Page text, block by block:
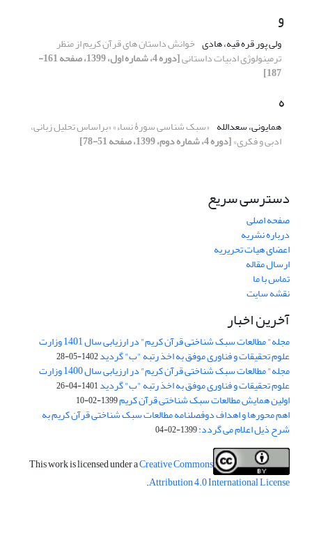
و
ولی پور قره قیه، هادی خوانش داستان های قرآن کریم از منظر
ترمینولوژی ادبیات داستانی [دوره 4، شماره اول، 1399، صفحه 161-
187]
ه
همایونی، سعدالله «سبک شناسی سورۀ نساء» «براساس تحلیل زبانی،
ادبی و فکری»[دوره 4، شماره دوم، 1399، صفحه 51-78]
دسترسی سریع
صفحه اصلی
درباره نشریه
اعضای هیات تحریریه
ارسال مقاله
تماس با ما
نقشه سایت
آخرین اخبار
مجله" مطالعات سبک شناختی قرآن کریم" در ارزیابی سال 1401 وزارت
علوم تحقیقات و فناوری موفق به اخذ رتبه "ب" گردید1402-05-28
مجله" مطالعات سبک شناختی قرآن کریم" در ارزیابی سال 1400 وزارت
علوم تحقیقات و فناوری موفق به اخذ رتبه "ب" گردید1401-04-26
اولین همایش مطالعات سبک شناختی قرآن کریم1399-02-10
اهم محورها و اهداف دوفصلنامه مطالعات سبک شناختی قرآن کریم به
شرح ذیل اعلام می گردد:1399-02-04
This work is licensed under aCreative Commons
Attribution 4.0 International License
.